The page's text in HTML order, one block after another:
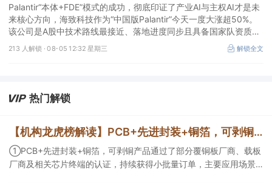
Palantir“本体+FDE”模式的成功，彻底印证了产业AI与主权AI才是未
来核心方向，海致科技作为“中国版Palantir”今天一度大涨超50%。
该公司是A股中技术路线最接近、落地进度同步且具备国家队资质的
核心标的，目前正处于从“数据智能基础设施”向“产业级AI Agent核
心供应商”跃迁的价值重估起点。
213 人解锁 ·08-05 12:32 星期三 解锁全文
热门解锁
【机构龙虎榜解读】PCB+先进封装+铜箔，可剥铜产品通过了部分覆铜板厂商、载板厂商及相关芯片终端的认证，持续获得小批量订单，主要应用场景包括芯片封装光模块用PCB，机构大额净买入这家公司
①PCB+先进封装+铜箔，可剥铜产品通过了部分覆铜板厂商、载板
厂商及相关芯片终端的认证，持续获得小批量订单，主要应用场景